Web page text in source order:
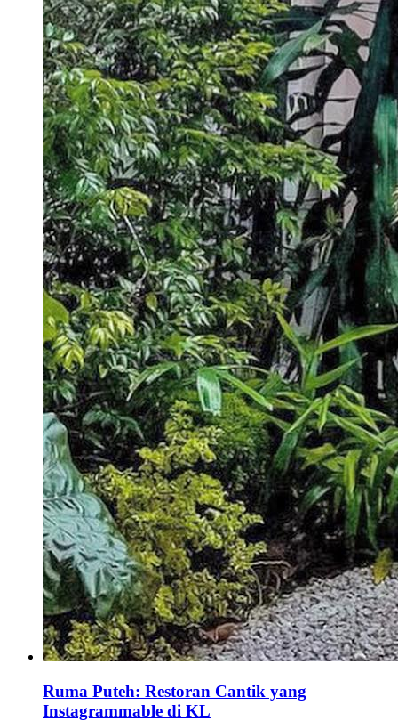
Ruma Puteh: Restoran Cantik yang
Instagrammable di KL